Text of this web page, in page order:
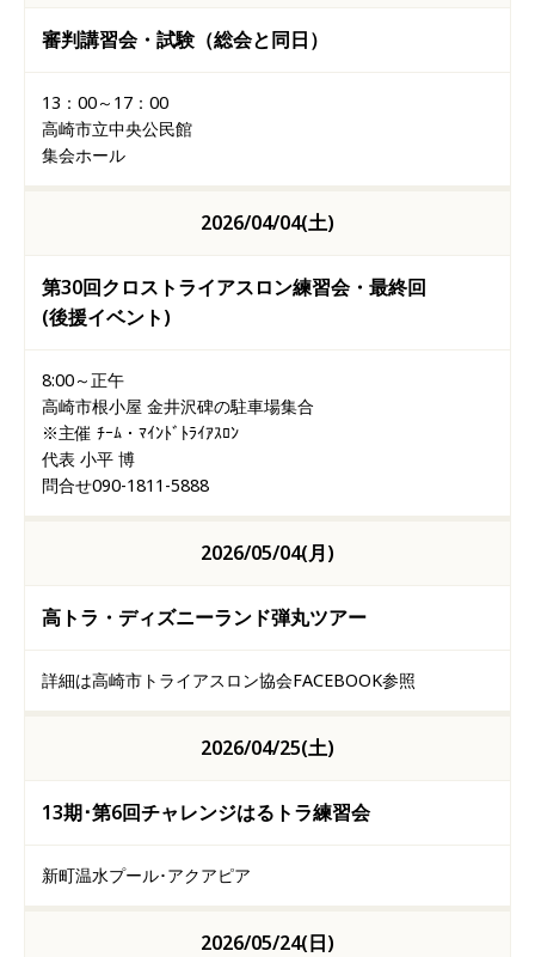
審判講習会・試験（総会と同日）
13： 00～ 17 ： 00
高崎市立中央公民館
集会ホール
2026/04/04(土)
第30回クロストライアスロン練習会・最終回
(後援イベント)
8:00～正午
高崎市根小屋 金井沢碑の駐車場集合
※主催 ﾁｰﾑ・ﾏｲﾝﾄﾞﾄﾗｲｱｽﾛﾝ
代表 小平 博
問合せ090-1811-5888
2026/05/04(月)
高トラ・ディズニーランド弾丸ツアー
詳細は高崎市トライアスロン協会FACEBOOK参照
2026/04/25(土)
13期･第6回チャレンジはるトラ練習会
新町温水プール･アクアピア
2026/05/24(日)